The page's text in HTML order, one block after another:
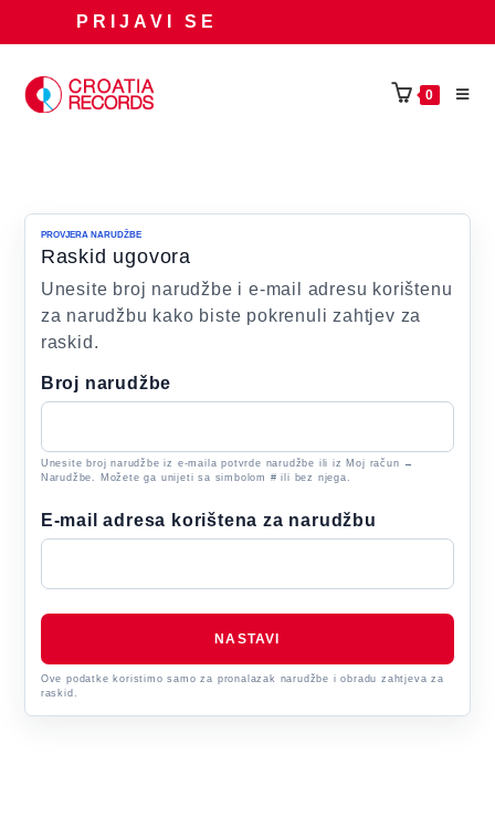
PRIJAVI SE
0
PROVJERA NARUDŽBE
Raskid ugovora
Unesite broj narudžbe i e-mail adresu korištenu
za narudžbu kako biste pokrenuli zahtjev za
raskid.
Broj narudžbe
Unesite broj narudžbe iz e-maila potvrde narudžbe ili iz Moj račun →
Narudžbe. Možete ga unijeti sa simbolom # ili bez njega.
E-mail adresa korištena za narudžbu
NASTAVI
Ove podatke koristimo samo za pronalazak narudžbe i obradu zahtjeva za
raskid.